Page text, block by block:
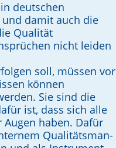
deutschen
damit auch die
Qualität
nicht leiden
soll, müssen vor
können
Sie sind die
ist, dass sich alle
haben. Dafür
Qualitäts­man­